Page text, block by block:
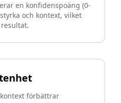
en konfidenspoäng (0-
och kontext, vilket
förbättrar